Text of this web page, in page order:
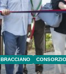
BRACCIANO